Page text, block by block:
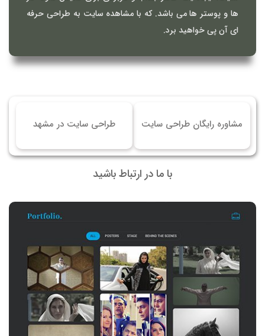
ها و پوستر ها می باشد. که با مشاهده سایت به طراحی حرفه
ای آن پی خواهید برد.
مشاوره رایگان طراحی سایت طراحی سایت در مشهد
با ما در ارتباط باشید